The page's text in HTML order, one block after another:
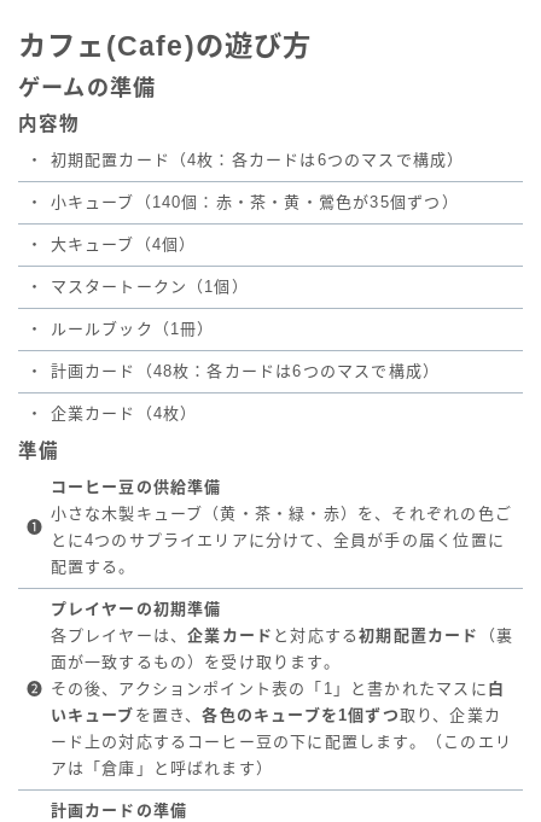
カフェ(Cafe)の遊び方
ゲームの準備
内容物
・ 初期配置カード（4枚：各カードは6つのマスで構成）
・ 小キューブ（140個：赤・茶・黄・鶯色が35個ずつ）
・ 大キューブ（4個）
・ マスタートークン（1個）
・ ルールブック（1冊）
・ 計画カード（48枚：各カードは6つのマスで構成）
・ 企業カード（4枚）
準備
❶
コーヒー豆の供給準備
小さな木製キューブ（黄・茶・緑・赤）を、それぞれの色ご
とに4つのサプライエリアに分けて、全員が手の届く位置に
配置する。
❷
プレイヤーの初期準備
各プレイヤーは、企業カード と対応する初期配置カード
（裏
面が一致するもの）を受け取ります。
その後、アクションポイント表の「1」と書かれたマスに 白
いキューブ を置き、各色のキューブを1個ずつ取り、企業カ
ード上の対応するコーヒー豆の下に配置します。（このエリ
アは「倉庫」と呼ばれます）
計画カードの準備